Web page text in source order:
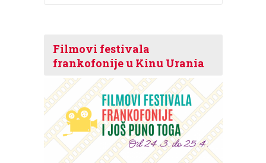
Filmovi festivala
frankofonije u Kinu Urania